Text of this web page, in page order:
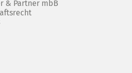
& Partner mbB